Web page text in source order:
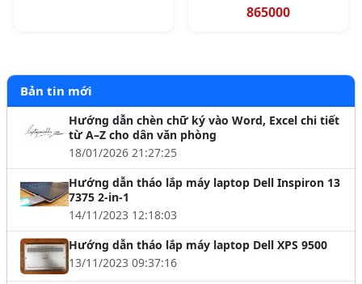
865000
Bản tin mới
Hướng dẫn chèn chữ ký vào Word, Excel chi tiết
từ A–Z cho dân văn phòng
18/01/2026 21:27:25
Hướng dẫn tháo lắp máy laptop Dell Inspiron 13
7375 2-in-1
14/11/2023 12:18:03
Hướng dẫn tháo lắp máy laptop Dell XPS 9500
13/11/2023 09:37:16